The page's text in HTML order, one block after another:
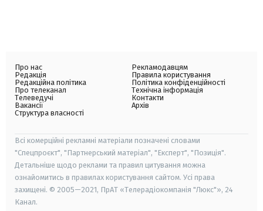
Про нас
Редакція
Редакційна політика
Про телеканал
Телеведучі
Вакансії
Структура власності
Рекламодавцям
Правила користування
Політика конфіденційності
Технічна інформація
Контакти
Архів
Всі комерційні рекламні матеріали позначені словами
"Спецпроєкт", "Партнерський матеріал", "Експерт", "Позиція".
Детальніше щодо реклами та правил цитування можна
ознайомитись в правилах користування сайтом. Усі права
захищені. © 2005—2021, ПрАТ «Телерадіокомпанія "Люкс"», 24
Канал.